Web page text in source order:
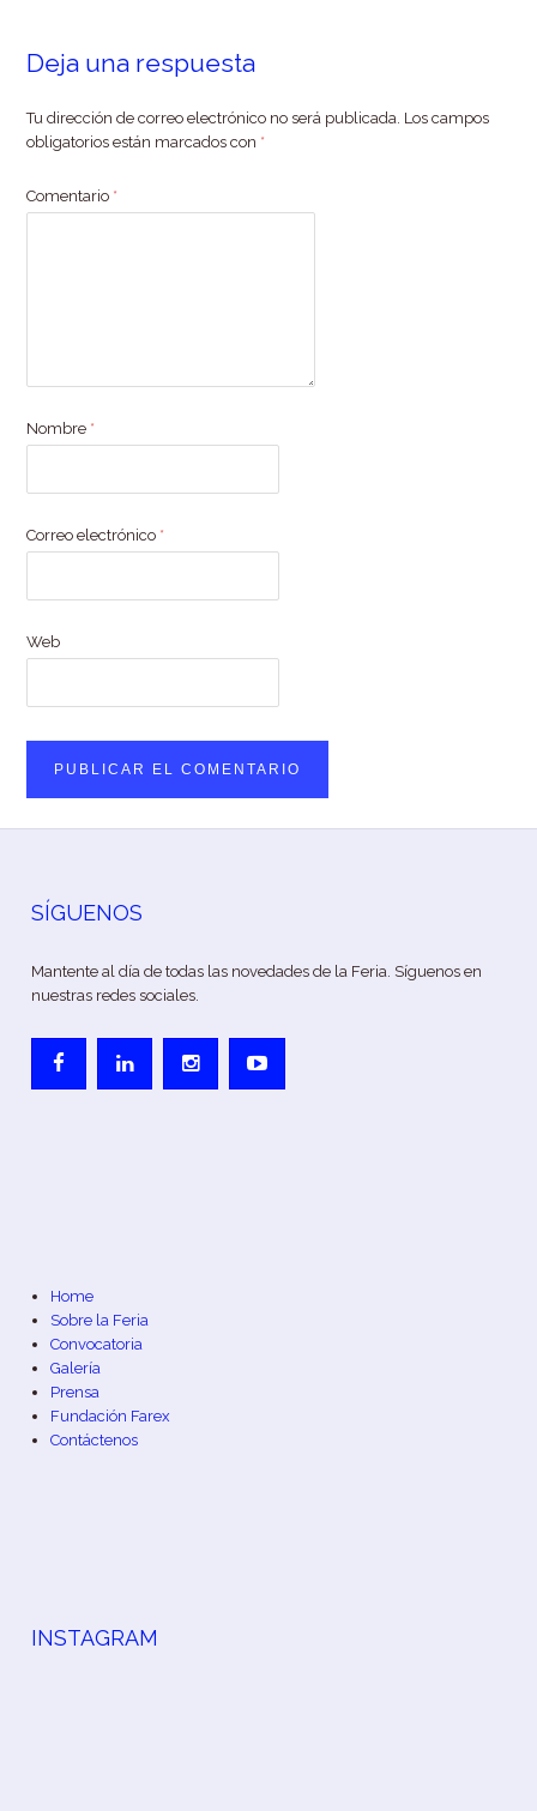
Deja una respuesta
Tu dirección de correo electrónico no será publicada. Los campos
obligatorios están marcados con *
Comentario *
Nombre *
Correo electrónico *
Web
SÍGUENOS
Mantente al día de todas las novedades de la Feria. Síguenos en
nuestras redes sociales.
Home
Sobre la Feria
Convocatoria
Galería
Prensa
Fundación Farex
Contáctenos
INSTAGRAM